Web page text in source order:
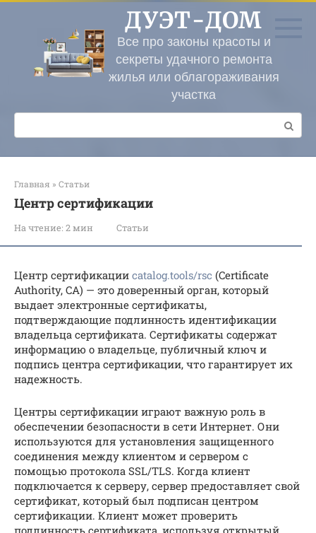
Перейти
контенту
ДУЭТ-ДОМ
Все про законы красоты и
секреты удачного ремонта
жилья или облагораживания
участка
Поиск:
Главная » Статьи
Центр сертификации
На чтение: 2 мин Статьи
Центр сертификации catalog.tools/rsc (Certificate
Authority, CA) — это доверенный орган, который
выдает электронные сертификаты,
подтверждающие подлинность идентификации
владельца сертификата. Сертификаты содержат
информацию о владельце, публичный ключ и
подпись центра сертификации, что гарантирует их
надежность.
Центры сертификации играют важную роль в
обеспечении безопасности в сети Интернет. Они
используются для установления защищенного
соединения между клиентом и сервером с
помощью протокола SSL/TLS. Когда клиент
подключается к серверу, сервер предоставляет свой
сертификат, который был подписан центром
сертификации. Клиент может проверить
подлинность сертификата, используя открытый